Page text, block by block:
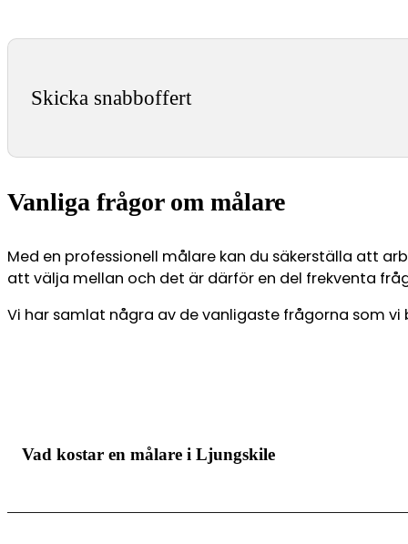
Skicka snabboffert
Vanliga frågor om målare
Med en professionell målare kan du säkerställa att
att välja mellan och det är därför en del frekventa
Vi har samlat några av de vanligaste frågorna som
Vad kostar en målare i Ljungskile